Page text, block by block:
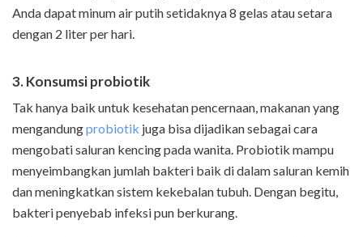
Anda dapat minum air putih setidaknya 8 gelas atau setara
dengan 2 liter per hari.
3. Konsumsi probiotik
Tak hanya baik untuk kesehatan pencernaan, makanan yang
mengandungprobiotik juga bisa dijadikan sebagai cara
mengobati saluran kencing pada wanita. Probiotik mampu
menyeimbangkan jumlah bakteri baik di dalam saluran kemih
dan meningkatkan sistem kekebalan tubuh. Dengan begitu,
bakteri penyebab infeksi pun berkurang.